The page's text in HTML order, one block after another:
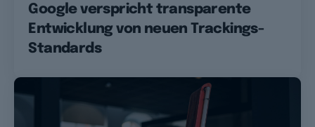
Google verspricht transparente
Entwicklung von neuen Trackings-
Standards